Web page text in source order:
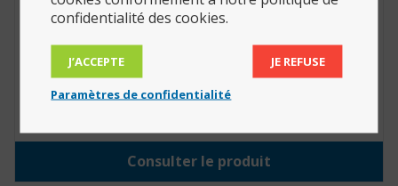
Matelas médical Ergomat Ferme 140 cm x 200 cm
Consulter le produit
confidentialité des cookies.
J’ACCEPTE JE REFUSE
Paramètres de confidentialité